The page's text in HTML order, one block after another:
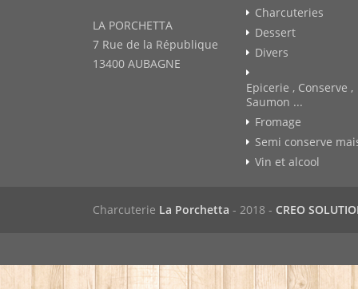
LA PORCHETTA
7 Rue de la République
13400 AUBAGNE
Charcuteries
Dessert
Divers
Epicerie , Conserve ,
Saumon ...
Fromage
Semi conserve
Vin et alcool
Charcuterie La Porchetta - 2018 - CREO